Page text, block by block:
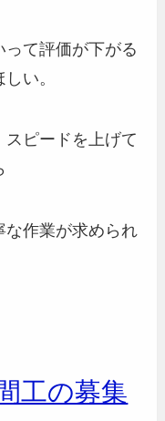
て評価が下がる
い。
ピードを上げて
な作業が求められ
工の募集